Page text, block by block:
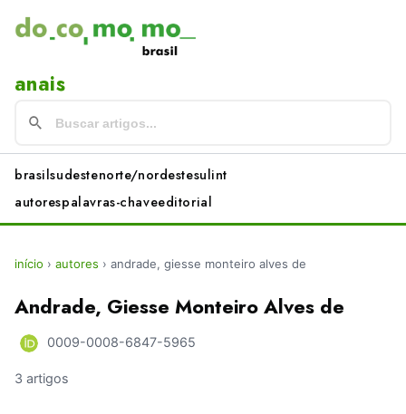
anais
brasilsudestenorte/nordestesulint
autorespalavras-chaveeditorial
início › autores › andrade, giesse monteiro alves de
Andrade, Giesse Monteiro Alves de
0009-0008-6847-5965
3 artigos